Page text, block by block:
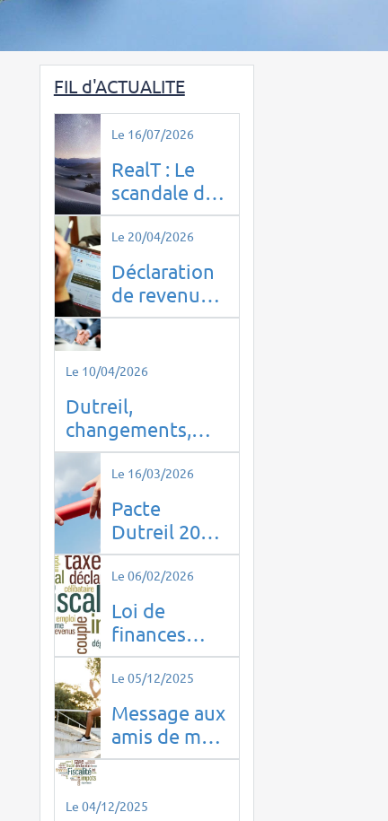
FIL d'ACTUALITE
Le 16/07/2026
RealT : Le
scandale de
l’immobilier
tokenisé qui
a piégé 14
000 Français
Le 20/04/2026
Déclaration
de revenus à
domicile à
(92800) :
vos impôts
en toute
sérénité
Le 10/04/2026
Dutreil,
changements,
êtes-vous prêt ?
Le 16/03/2026
Pacte
Dutreil 2026
: ce qui
change pour
la
transmission
d’entreprise
Le 06/02/2026
Loi de
finances
2026
Le 05/12/2025
Message aux
amis de mes
enfants !
Le 04/12/2025